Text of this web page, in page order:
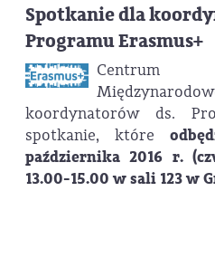
Spotkanie dla
Programu Erasmus+
koordynatorów ds.
spotkanie, które
października 2016 r.
13.00-15.00 w sali 123 w